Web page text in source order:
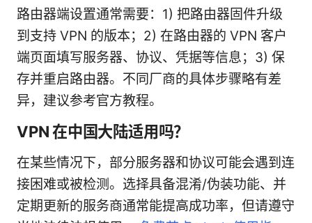
路由器端设置通常需要：1) 把路由器固件升级
到支持 VPN 的版本；2) 在路由器的 VPN 客户
端页面填写服务器、协议、凭据等信息；3) 保
存并重启路由器。不同厂商的具体步骤略有差
异，建议参考官方教程。
VPN 在中国大陆适用吗？
在某些情况下，部分服务器和协议可能会遇到连
接困难或被检测。选择具备混淆/伪装功能、并
定期更新的服务商通常能提高成功率，但请遵守